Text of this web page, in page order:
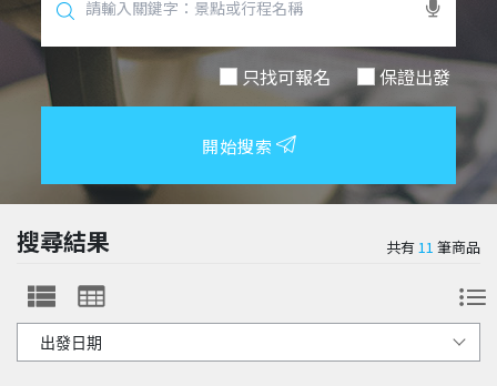
只找可報名 保證出發
開始搜索
搜尋結果 共有11 筆商品